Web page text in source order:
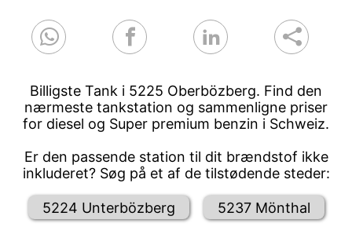
Billigste Tank i 5225 Oberbözberg. Find den
nærmeste tankstation og sammenligne priser
for diesel og Super premium benzin i Schweiz.
Er den passende station til dit brændstof ikke
inkluderet? Søg på et af de tilstødende steder:
5224 Unterbözberg 5237 Mönthal